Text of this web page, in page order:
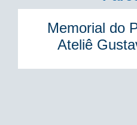
Memorial do
Ateliê